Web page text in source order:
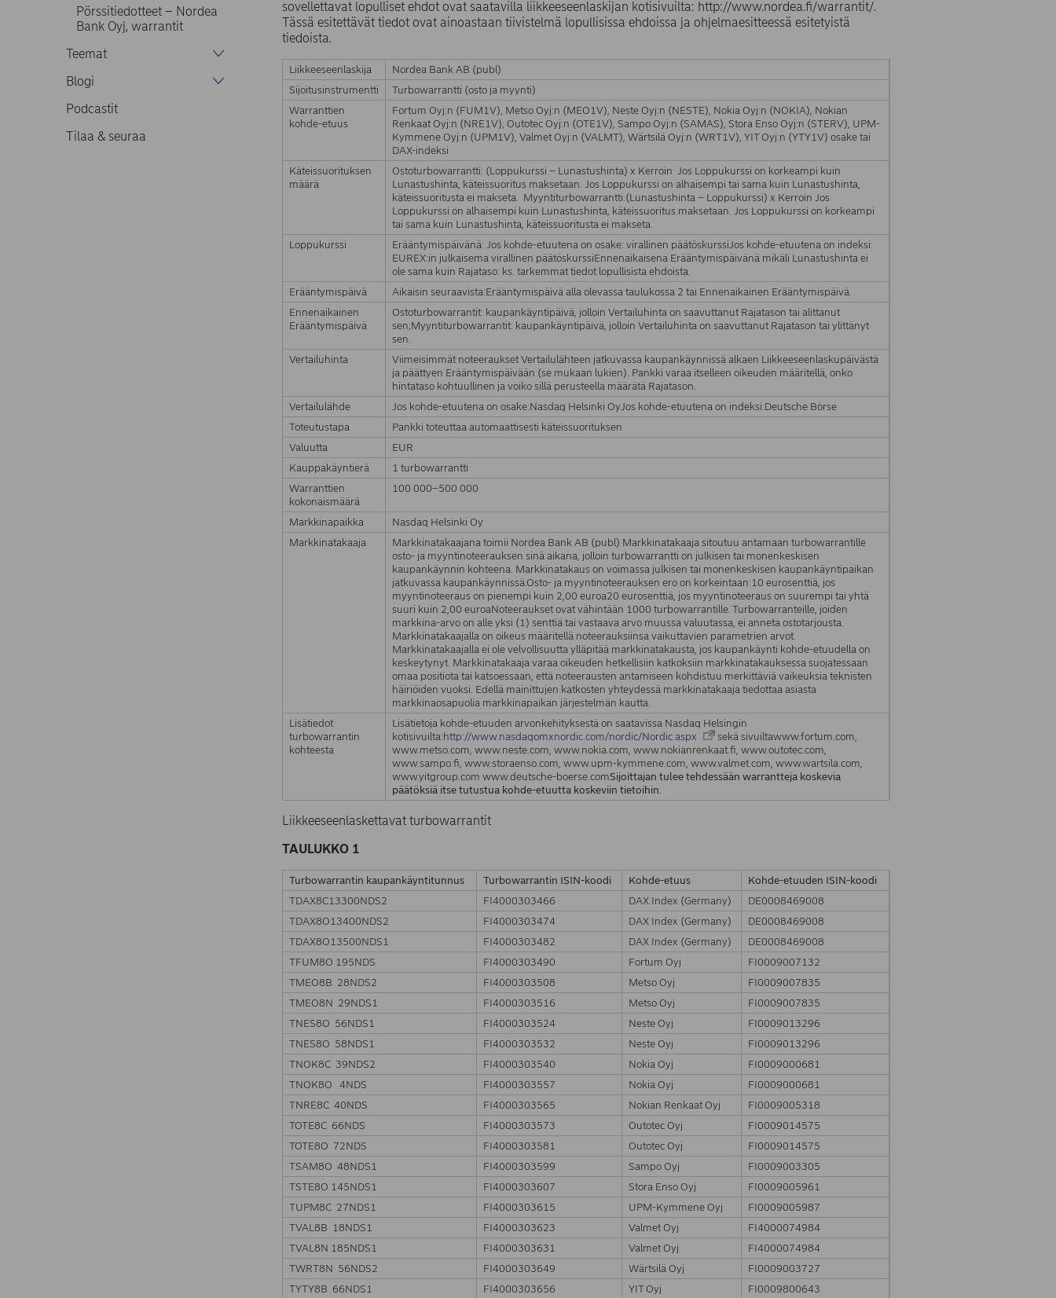
Pörssitiedotteet – Nordea
Bank Oyj, warrantit
Teemat
Blogi
Podcastit
Tilaa & seuraa
sovellettavat lopulliset ehdot ovat saatavilla liikkeeseenlaskijan kotisivuilta: http://www.nordea.fi/warrantit/.
Tässä esitettävät tiedot ovat ainoastaan tiivistelmä lopullisissa ehdoissa ja ohjelmaesitteessä esitetyistä
tiedoista.
Liikkeeseenlaskija
Nordea Bank AB (publ)
Sijoitusinstrumentti
Turbowarrantti (osto ja myynti)
Warranttien
kohde-etuus
Fortum Oyj:n (FUM1V), Metso Oyj:n (MEO1V), Neste Oyj:n (NESTE), Nokia Oyj:n (NOKIA), Nokian
Renkaat Oyj:n (NRE1V), Outotec Oyj:n (OTE1V), Sampo Oyj:n (SAMAS), Stora Enso Oyj:n (STERV), UPM-
Kymmene Oyj:n (UPM1V), Valmet Oyj:n (VALMT), Wärtsilä Oyj:n (WRT1V), YIT Oyj:n (YTY1V) osake tai
DAX-indeksi
Käteissuorituksen
määrä
Ostoturbowarrantti: (Loppukurssi – Lunastushinta) x Kerroin Jos Loppukurssi on korkeampi kuin
Lunastushinta, käteissuoritus maksetaan. Jos Loppukurssi on alhaisempi tai sama kuin Lunastushinta,
käteissuoritusta ei makseta. Myyntiturbowarrantti:(Lunastushinta – Loppukurssi) x Kerroin Jos
Loppukurssi on alhaisempi kuin Lunastushinta, käteissuoritus maksetaan. Jos Loppukurssi on korkeampi
tai sama kuin Lunastushinta, käteissuoritusta ei makseta.
Loppukurssi
Erääntymispäivänä: Jos kohde-etuutena on osake: virallinen päätöskurssiJos kohde-etuutena on indeksi:
EUREX:in julkaisema virallinen päätöskurssiEnnenaikaisena Erääntymispäivänä mikäli Lunastushinta ei
ole sama kuin Rajataso: ks. tarkemmat tiedot lopullisista ehdoista.
Erääntymispäivä
Aikaisin seuraavista:Erääntymispäivä alla olevassa taulukossa 2 tai Ennenaikainen Erääntymispäivä.
Ennenaikainen
Erääntymispäivä
Ostoturbowarrantit: kaupankäyntipäivä, jolloin Vertailuhinta on saavuttanut Rajatason tai alittanut
sen;Myyntiturbowarrantit: kaupankäyntipäivä, jolloin Vertailuhinta on saavuttanut Rajatason tai ylittänyt
sen.
Vertailuhinta
Viimeisimmät noteeraukset Vertailulähteen jatkuvassa kaupankäynnissä alkaen Liikkeeseenlaskupäivästä
ja päättyen Erääntymispäivään (se mukaan lukien). Pankki varaa itselleen oikeuden määritellä, onko
hintataso kohtuullinen ja voiko sillä perusteella määrätä Rajatason.
Vertailulähde
Jos kohde-etuutena on osake:Nasdaq Helsinki OyJos kohde-etuutena on indeksi:Deutsche Börse
Toteutustapa
Pankki toteuttaa automaattisesti käteissuorituksen
Valuutta
EUR
Kauppakäyntierä
1 turbowarrantti
Warranttien
kokonaismäärä
100 000–500 000
Markkinapaikka
Nasdaq Helsinki Oy
Markkinatakaaja
Markkinatakaajana toimii Nordea Bank AB (publ) Markkinatakaaja sitoutuu antamaan turbowarrantille
osto- ja myyntinoteerauksen sinä aikana, jolloin turbowarrantti on julkisen tai monenkeskisen
kaupankäynnin kohteena. Markkinatakaus on voimassa julkisen tai monenkeskisen kaupankäyntipaikan
jatkuvassa kaupankäynnissä.Osto- ja myyntinoteerauksen ero on korkeintaan:10 eurosenttiä, jos
myyntinoteeraus on pienempi kuin 2,00 euroa20 eurosenttiä, jos myyntinoteeraus on suurempi tai yhtä
suuri kuin 2,00 euroaNoteeraukset ovat vähintään 1000 turbowarrantille. Turbowarranteille, joiden
markkina-arvo on alle yksi (1) senttiä tai vastaava arvo muussa valuutassa, ei anneta ostotarjousta.
Markkinatakaajalla on oikeus määritellä noteerauksiinsa vaikuttavien parametrien arvot.
Markkinatakaajalla ei ole velvollisuutta ylläpitää markkinatakausta, jos kaupankäynti kohde-etuudella on
keskeytynyt. Markkinatakaaja varaa oikeuden hetkellisiin katkoksiin markkinatakauksessa suojatessaan
omaa positiota tai katsoessaan, että noteerausten antamiseen kohdistuu merkittäviä vaikeuksia teknisten
häiriöiden vuoksi. Edellä mainittujen katkosten yhteydessä markkinatakaaja tiedottaa asiasta
markkinaosapuolia markkinapaikan järjestelmän kautta.
Lisätiedot
turbowarrantin
kohteesta
Lisätietoja kohde-etuuden arvonkehityksestä on saatavissa Nasdaq Helsingin
kotisivuilta:http://www.nasdaqomxnordic.com/nordic/Nordic.aspx
sekä sivuiltawww.fortum.com,
www.metso.com, www.neste.com, www.nokia.com, www.nokianrenkaat.fi, www.outotec.com,
www.sampo.fi, www.storaenso.com, www.upm-kymmene.com, www.valmet.com, www.wartsila.com,
www.yitgroup.com www.deutsche-boerse.comSijoittajan tulee tehdessään warrantteja koskevia
päätöksiä itse tutustua kohde-etuutta koskeviin tietoihin.
Liikkeeseenlaskettavat turbowarrantit
TAULUKKO 1
Turbowarrantin kaupankäyntitunnus Turbowarrantin ISIN-koodi Kohde-etuus
Kohde-etuuden ISIN-koodi
TDAX8C13300NDS2
FI4000303466 DAX Index (Germany)
DE0008469008
TDAX8O13400NDS2
FI4000303474 DAX Index (Germany)
DE0008469008
TDAX8O13500NDS1
FI4000303482 DAX Index (Germany)
DE0008469008
TFUM8O 195NDS
FI4000303490 Fortum Oyj
FI0009007132
TMEO8B 28NDS2
FI4000303508 Metso Oyj
FI0009007835
TMEO8N 29NDS1
FI4000303516 Metso Oyj
FI0009007835
TNES8O 56NDS1
FI4000303524 Neste Oyj
FI0009013296
TNES8O 58NDS1
FI4000303532 Neste Oyj
FI0009013296
TNOK8C 39NDS2
FI4000303540 Nokia Oyj
FI0009000681
TNOK8O 4NDS
FI4000303557 Nokia Oyj
FI0009000681
TNRE8C 40NDS
FI4000303565 Nokian Renkaat Oyj
FI0009005318
TOTE8C 66NDS
FI4000303573 Outotec Oyj
FI0009014575
TOTE8O 72NDS
FI4000303581 Outotec Oyj
FI0009014575
TSAM8O 48NDS1
FI4000303599 Sampo Oyj
FI0009003305
TSTE8O 145NDS1
FI4000303607 Stora Enso Oyj
FI0009005961
TUPM8C 27NDS1
FI4000303615 UPM-Kymmene Oyj
FI0009005987
TVAL8B 18NDS1
FI4000303623 Valmet Oyj
FI4000074984
TVAL8N 185NDS1
FI4000303631 Valmet Oyj
FI4000074984
TWRT8N 56NDS2
FI4000303649 Wärtsilä Oyj
FI0009003727
TYTY8B 66NDS1
FI4000303656 YIT Oyj
FI0009800643